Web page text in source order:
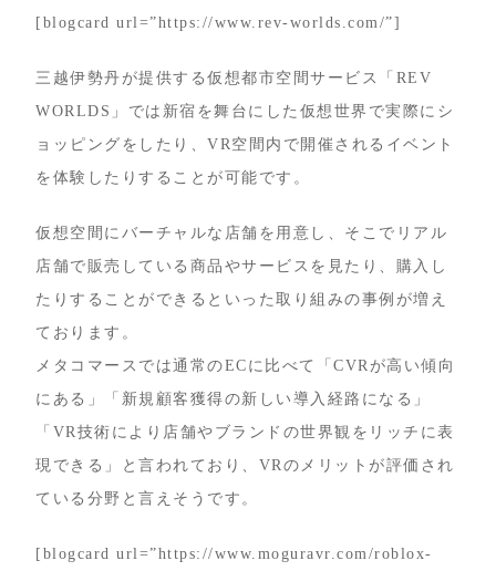
[blogcard url=”https://www.rev-worlds.com/”]
三越伊勢丹が提供する仮想都市空間サービス「REV
WORLDS」では新宿を舞台にした仮想世界で実際にシ
ョッピングをしたり、VR空間内で開催されるイベント
を体験したりすることが可能です。
仮想空間にバーチャルな店舗を用意し、そこでリアル
店舗で販売している商品やサービスを見たり、購入し
たりすることができるといった取り組みの事例が増え
ております。
メタコマースでは通常のECに比べて「CVRが高い傾向
にある」「新規顧客獲得の新しい導入経路になる」
「VR技術により店舗やブランドの世界観をリッチに表
現できる」と言われており、VRのメリットが評価され
ている分野と言えそうです。
[blogcard url=”https://www.moguravr.com/roblox-